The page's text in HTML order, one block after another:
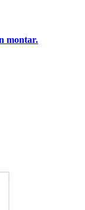
montar.